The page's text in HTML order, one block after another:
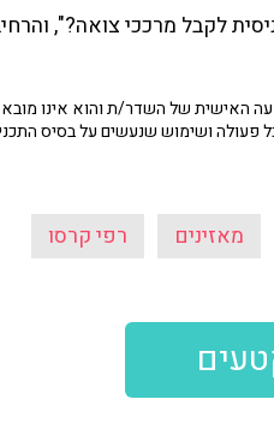
לקבל מרככי צואה?",
האישית של השדר/ת והוא אינו
פעולה ושימוש שנעשים על בסיס
מאזינים רפי קרסו